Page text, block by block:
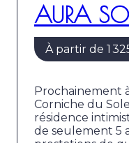
AURA
À partir de 1
Prochainement
Corniche du
résidence
de seulement 5